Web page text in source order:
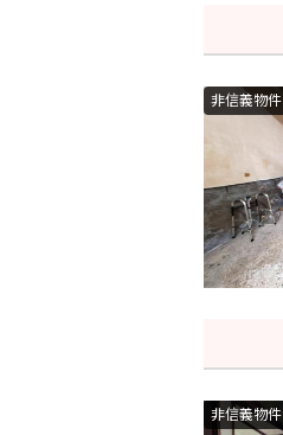
非信義物件
非信義物件